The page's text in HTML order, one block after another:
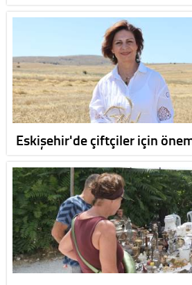
Eskişehir'de çiftçiler için